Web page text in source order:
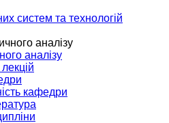
систем та технологій
аналізу
кафедри